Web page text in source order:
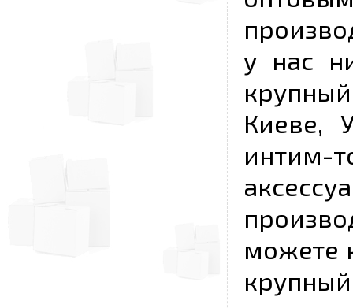
у нас
Киеве,
можете